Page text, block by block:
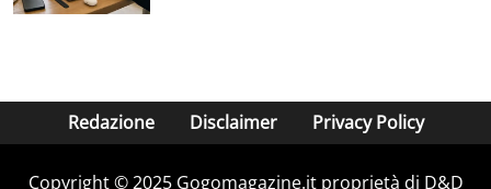
Redazione Disclaimer Privacy Policy
Copyright © 2025 Gogomagazine.it proprietà di D&D